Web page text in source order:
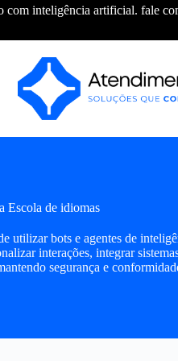
com inteligência artificial. fale
Escola de idiomas
utilizar bots e agentes de
interações, integrar
segurança e